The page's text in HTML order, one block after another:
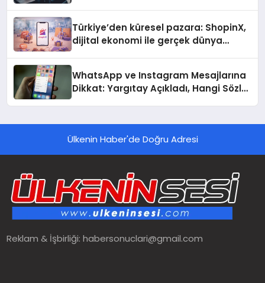
Türkiye’den küresel pazara: ShopinX,
dijital ekonomi ile gerçek dünya
WhatsApp ve Instagram Mesajlarına
Dikkat: Yargıtay Açıkladı, Hangi Sözler
Ülkenin Haber'de Doğru Adresi
Reklam & İşbirliği:habersonuclari@gmail.com